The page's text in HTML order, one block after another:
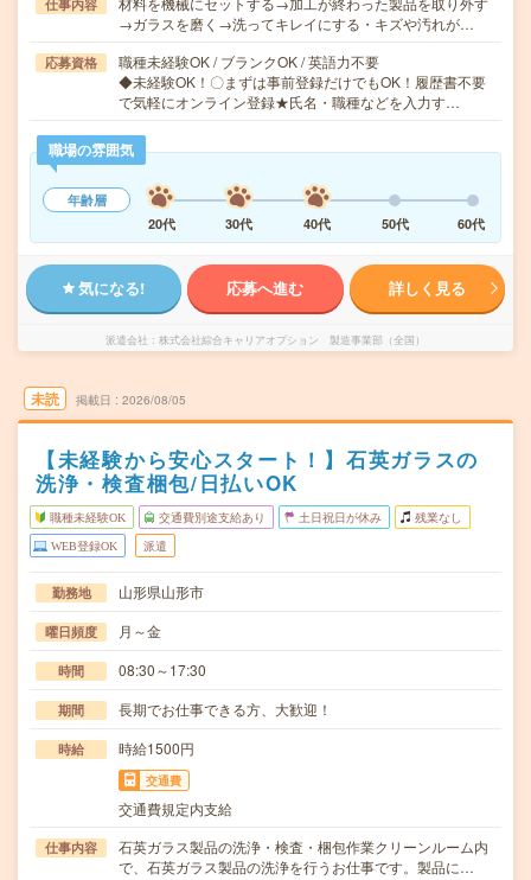
仕事内容
→ガラスを磨く→洗ってキレイにする・キズや汚れが…
応募資格
職種未経験OK / ブランクOK / 英語力不要
◆未経験OK！〇まずは事前登録だけでもOK！履歴書不要
で気軽にオンライン登録★氏名・職種などを入力す…
職場の雰囲気
年齢層
20代
30代 40代 50代 60代
気になる! 応募へ進む 詳しく見る
派遣会社 株式会社綜合キャリアオプション 製造事業部（全国）
未読 掲載日 2026/08/05
【未経験から安心スタート！】石英ガラスの
洗浄・検査梱包/日払いOK
職種未経験OK 交通費別途支給あり 土日祝日が休み 残業なし
WEB登録OK 派遣
勤務地 山形県山形市
曜日頻度 月～金
時間 08:30～17:30
期間 長期でお仕事できる方、大歓迎！
時給 時給1500円
交通費
交通費規定内支給
仕事内容
石英ガラス製品の洗浄・検査・梱包作業クリーンルーム内
で、石英ガラス製品の洗浄を行うお仕事です。製品に…